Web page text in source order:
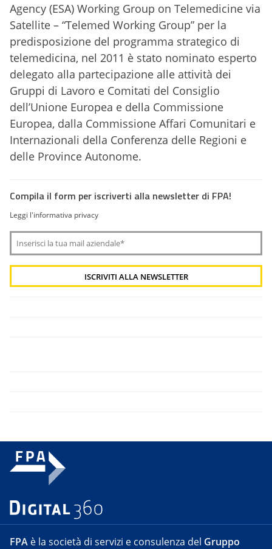
Agency (ESA) Working Group on Telemedicine via
Satellite – “Telemed Working Group” per la
predisposizione del programma strategico di
telemedicina, nel 2011 è stato nominato esperto
delegato alla partecipazione alle attività dei
Gruppi di Lavoro e Comitati del Consiglio
dell’Unione Europea e della Commissione
Europea, dalla Commissione Affari Comunitari e
Internazionali della Conferenza delle Regioni e
delle Province Autonome.
Compila il form per iscriverti alla newsletter di FPA!
Leggi l'informativa privacy
FPA è la società di servizi e consulenza del Gruppo